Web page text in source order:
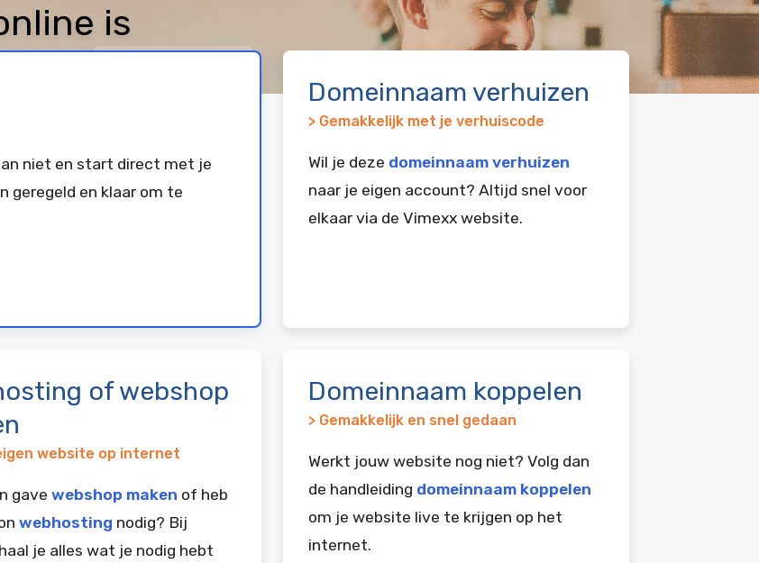
is
bij
niet en start direct met je
geregeld en klaar om te
Domeinnaam verhuizen
> Gemakkelijk met je verhuiscode
Wil je deze domeinnaam verhuizen
naar je eigen account? Altijd snel voor
elkaar via de Vimexx website.
of webshop
website op internet
gave webshop maken of heb
webhosting nodig? Bij
je alles wat je nodig hebt
Domeinnaam koppelen
> Gemakkelijk en snel gedaan
Werkt jouw website nog niet? Volg dan
de handleiding domeinnaam koppelen
om je website live te krijgen op het
internet.